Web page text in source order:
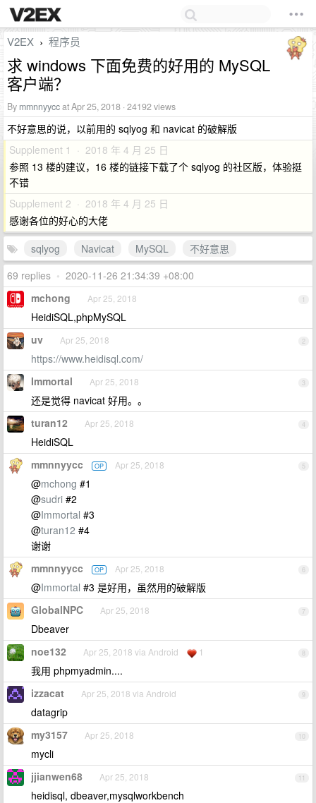
V2EX › 程序员
求 windows 下面免费的好用的 MySQL
客户端？
By mmnnyyccat Apr 25, 2018 · 24192 views
不好意思的说，以前用的 sqlyog 和 navicat 的破解版
Supplement 1 · 2018 年 4 月 25 日
参照 13 楼的建议，16 楼的链接下载了个 sqlyog 的社区版，体验挺
不错
Supplement 2 · 2018 年 4 月 25 日
感谢各位的好心的大佬
sqlyog
Navicat MySQL
不好意思
69 replies • 2020-11-26 21:34:39 +08:00
1
mchong Apr 25, 2018
HeidiSQL,phpMySQL
2
uv Apr 25, 2018
https://www.heidisql.com/
3
Immortal Apr 25, 2018
还是觉得 navicat 好用。。
4
turan12 Apr 25, 2018
HeidiSQL
5
mmnnyycc OP Apr 25, 2018
@mchong #1
@sudri #2
@Immortal #3
@turan12 #4
谢谢
6
mmnnyycc OP Apr 25, 2018
@Immortal #3 是好用，虽然用的破解版
7
GlobalNPC Apr 25, 2018
Dbeaver
8
noe132 Apr 25, 2018 via Android 1
我用 phpmyadmin....
9
izzacat Apr 25, 2018 via Android
datagrip
10
my3157 Apr 25, 2018
mycli
11
jjianwen68 Apr 25, 2018
heidisql, dbeaver,mysqlworkbench